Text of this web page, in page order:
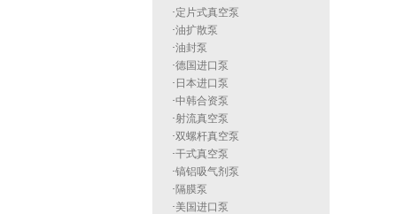
·定片式真空泵
·油扩散泵
·油封泵
·德国进口泵
· 日本进口泵
·中韩合资泵
·射流真空泵
·双螺杆真空泵
·干式真空泵
·镐铝吸气剂泵
· 隔膜泵
·美国进口泵